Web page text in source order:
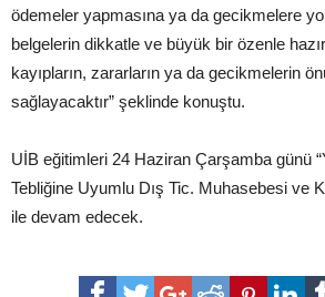
ödemeler yapmasına ya da gecikmelere
belgelerin dikkatle ve büyük bir özenle
kayıpların, zararların ya da gecikmelerin
sağlayacaktır” şeklinde konuştu.
UİB eğitimleri 24 Haziran Çarşamba günü
Tebliğine Uyumlu Dış Tic. Muhasebesi ve
ile devam edecek.